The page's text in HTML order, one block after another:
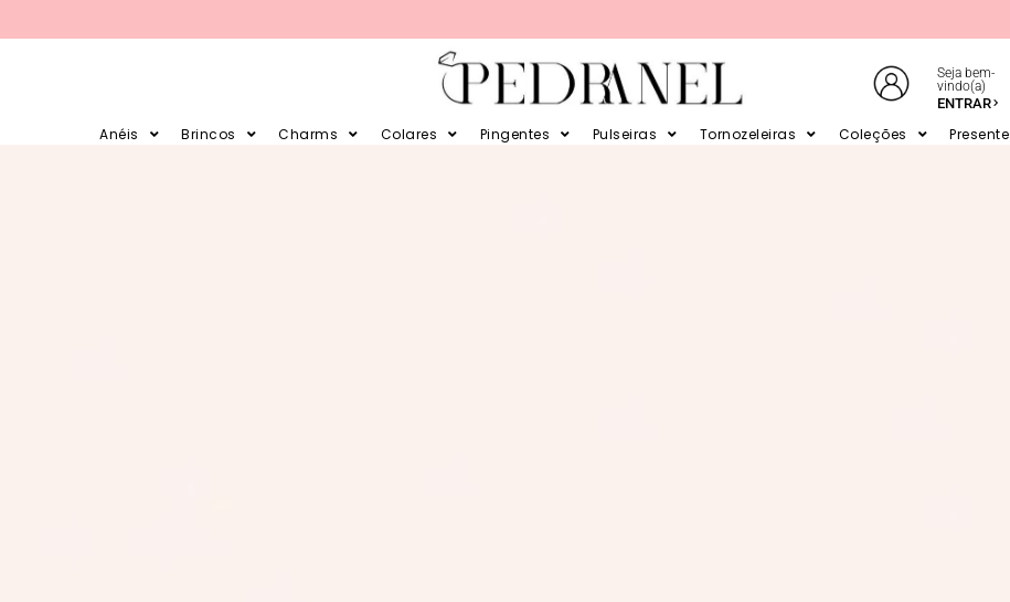
PARCELE SUAS COMPRAS EM 12X E EM ATÉ 6X SEM JUROS NO CARTÃO
Seja bem-
vindo(a)
ENTRAR
Anéis Brincos Charms Colares Pingentes Pulseiras Tornozeleiras Coleções Presente